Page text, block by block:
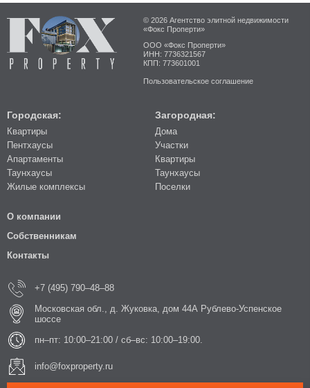
© 2026 Агентство элитной недвижимости
«Фокс Проперти»
ООО «Фокс Проперти»
ИНН: 7736321567
КПП: 773601001
Пользовательское соглашение
Городская:
Квартиры
Пентхаусы
Апартаменты
Таунхаусы
Жилые комплексы
Загородная:
Дома
Участки
Квартиры
Таунхаусы
Поселки
О компании
Собственникам
Контакты
+7 (495) 790–48–88
Московская обл., д. Жуковка, дом 44А Рублево-Успенское
шоссе
пн–пт: 10:00–21:00 / сб–вс: 10:00–19:00.
info@foxproperty.ru